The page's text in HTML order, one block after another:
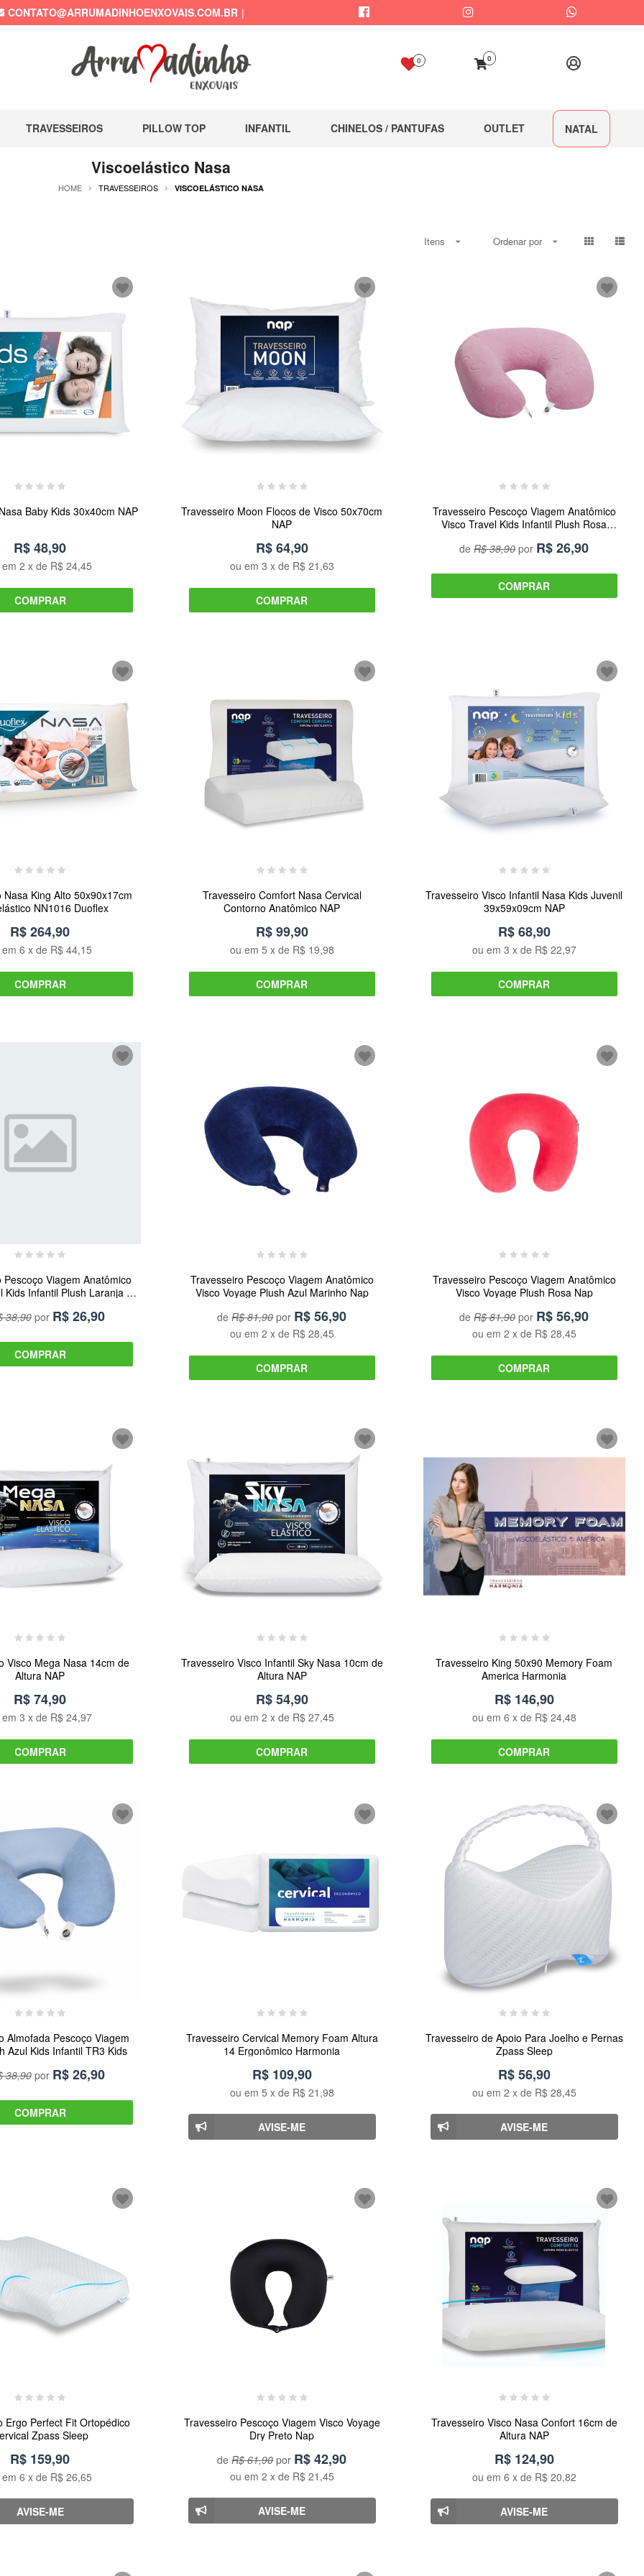
CONTATO@ARRUMADINHOENXOVAIS.COM.BR
0 0
TRAVESSEIROS PILLOW TOP INFANTIL CHINELOS / PANTUFAS OUTLET NATAL
Viscoelástico Nasa
HOME TRAVESSEIROS VISCOELÁSTICO NASA
Itens Ordenar por
Baby Kids 30x40cm NAP
R$ 48,90
2 x de R$ 24,45
COMPRAR
Travesseiro Moon Flocos de Visco 50x70cm
NAP
R$ 64,90
ou em 3 x de R$ 21,63
COMPRAR
Travesseiro Pescoço Viagem Anatômico
Visco Travel Kids Infantil Plush Rosa
deR$ 38,90por R$26,90
COMPRAR
Nasa King Alto 50x90x17cm
NN1016 Duoflex
R$ 264,90
6 x de R$ 44,15
COMPRAR
Travesseiro Comfort Nasa Cervical
Contorno Anatômico NAP
R$ 99,90
ou em 5 x de R$ 19,98
COMPRAR
Travesseiro Visco Infantil Nasa Kids Juvenil
39x59x09cm NAP
R$ 68,90
ou em 3 x de R$ 22,97
COMPRAR
Pescoço Viagem Anatômico
Kids Infantil Plush Laranja e
38,90por R$26,90
COMPRAR
Travesseiro Pescoço Viagem Anatômico
Visco Voyage Plush Azul Marinho Nap
deR$ 81,90por R$56,90
ou em 2 x de R$ 28,45
COMPRAR
Travesseiro Pescoço Viagem Anatômico
Visco Voyage Plush Rosa Nap
deR$ 81,90por R$56,90
ou em 2 x de R$ 28,45
COMPRAR
Visco Mega Nasa 14cm de
Altura NAP
R$ 74,90
3 x de R$ 24,97
COMPRAR
Travesseiro Visco Infantil Sky Nasa 10cm de
Altura NAP
R$ 54,90
ou em 2 x de R$ 27,45
COMPRAR
Travesseiro King 50x90 Memory Foam
America Harmonia
R$ 146,90
ou em 6 x de R$ 24,48
COMPRAR
Almofada Pescoço Viagem
Azul Kids Infantil TR3 Kids
38,90por R$26,90
COMPRAR
Travesseiro Cervical Memory Foam Altura
14 Ergonômico Harmonia
R$ 109,90
ou em 5 x de R$ 21,98
AVISE-ME
Travesseiro de Apoio Para Joelho e Pernas
Zpass Sleep
R$ 56,90
ou em 2 x de R$ 28,45
AVISE-ME
Ergo Perfect Fit Ortopédico
Zpass Sleep
R$ 159,90
6 x de R$ 26,65
AVISE-ME
Travesseiro Pescoço Viagem Visco Voyage
Dry Preto Nap
deR$ 61,90por R$42,90
ou em 2 x de R$ 21,45
AVISE-ME
Travesseiro Visco Nasa Confort 16cm de
Altura NAP
R$ 124,90
ou em 6 x de R$ 20,82
AVISE-ME